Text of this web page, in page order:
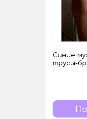
Синие
трусы-